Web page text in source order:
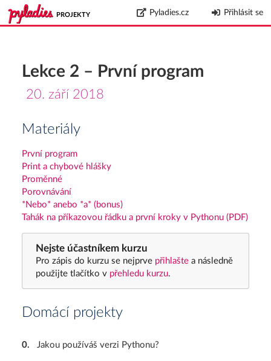
PROJEKTY Pyladies.cz Přihlásit se
Lekce 2 – První program
20. září 2018
Materiály
První program
Print a chybové hlášky
Proměnné
Porovnávání
*Nebo* anebo *a* (bonus)
Tahák na příkazovou řádku a první kroky v Pythonu (PDF)
Nejste účastníkem kurzu
Pro zápis do kurzu se nejprvepřihlašte a následně
použijte tlačítko vpřehledu kurzu.
Domácí projekty
0. Jakou používáš verzi Pythonu?